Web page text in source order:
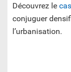
Découvrez le
conjuguer
l’urbanisation.